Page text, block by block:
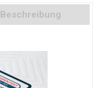
Beschreibung